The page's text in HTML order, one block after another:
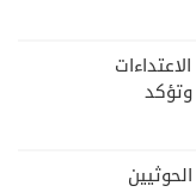
وتؤكد